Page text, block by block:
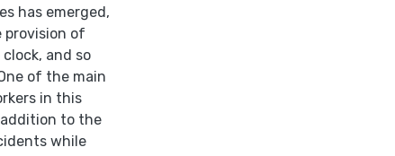
has emerged,
of
and so
of the main
in this
to the
while